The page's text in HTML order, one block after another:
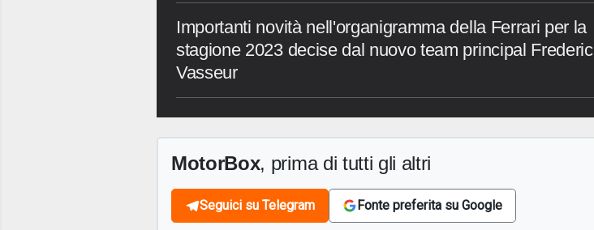
Importanti novità nell'organigramma della Ferrari per la
stagione 2023 decise dal nuovo team principal Frederic
Vasseur
MotorBox, prima di tutti gli altri
Seguici su Telegram Fonte preferita su Google